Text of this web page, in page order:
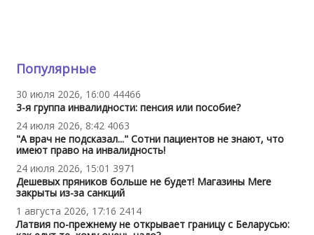
Популярные
30 июля 2026, 16:00 44466
3-я группа инвалидности: пенсия или пособие?
24 июля 2026, 8:42 4063
"А врач не подсказал..." Сотни пациентов не знают, что
имеют право на инвалидность!
24 июля 2026, 15:01 3971
Дешевых пряников больше не будет! Магазины Mere
закрыты из-за санкций
1 августа 2026, 17:16 2414
Латвия по-прежнему не открывает границу с Беларусью: